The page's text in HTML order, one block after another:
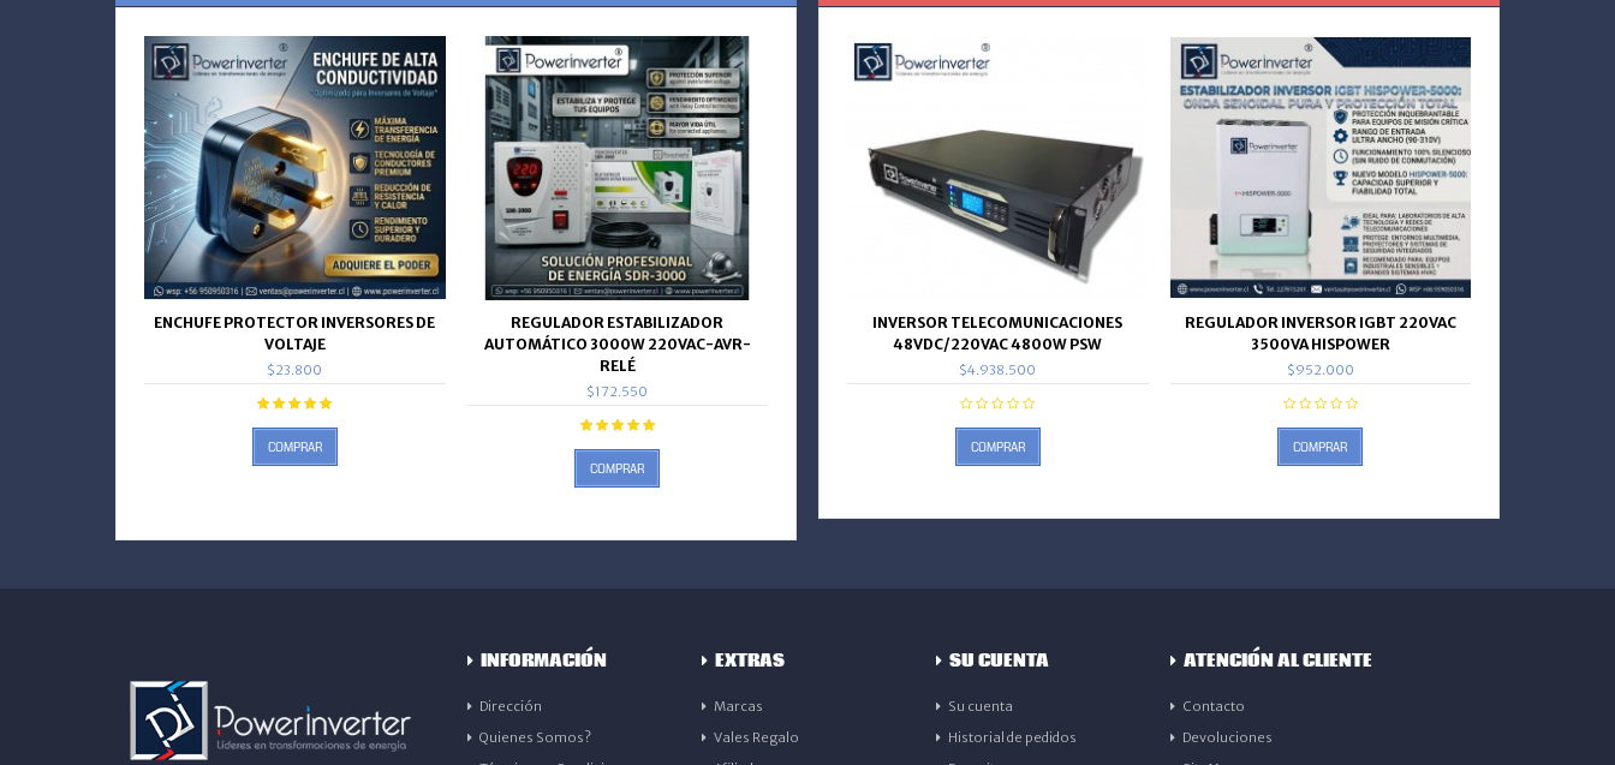
ENCHUFE PROTECTOR INVERSORES DE
VOLTAJE
$23.800
COMPRAR
REGULADOR ESTABILIZADOR
AUTOMÁTICO 3000W 220VAC-AVR-
RELÉ
$172.550
COMPRAR
INVERSOR TELECOMUNICACIONES
48VDC/220VAC 4800W PSW
$4.938.500
COMPRAR
REGULADOR INVERSOR IGBT 220VAC
3500VA HISPOWER
$952.000
COMPRAR
INFORMACIÓN
Dirección
Quienes Somos?
EXTRAS
Marcas
Vales Regalo
SU CUENTA
Su cuenta
Historial de pedidos
ATENCIÓN AL CLIENTE
Contacto
Devoluciones